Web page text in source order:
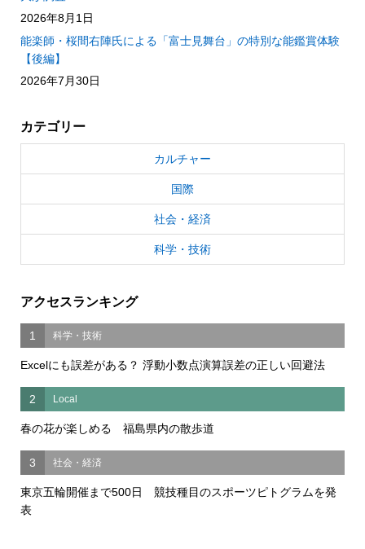
2026年8月1日
能楽師・桜間右陣氏による「富士見舞台」の特別な能鑑賞体験
【後編】
2026年7月30日
カテゴリー
カルチャー
国際
社会・経済
科学・技術
アクセスランキング
1 科学・技術
Excelにも誤差がある？ 浮動小数点演算誤差の正しい回避法
2 Local
春の花が楽しめる 福島県内の散歩道
3 社会・経済
東京五輪開催まで500日 競技種目のスポーツピトグラムを発
表